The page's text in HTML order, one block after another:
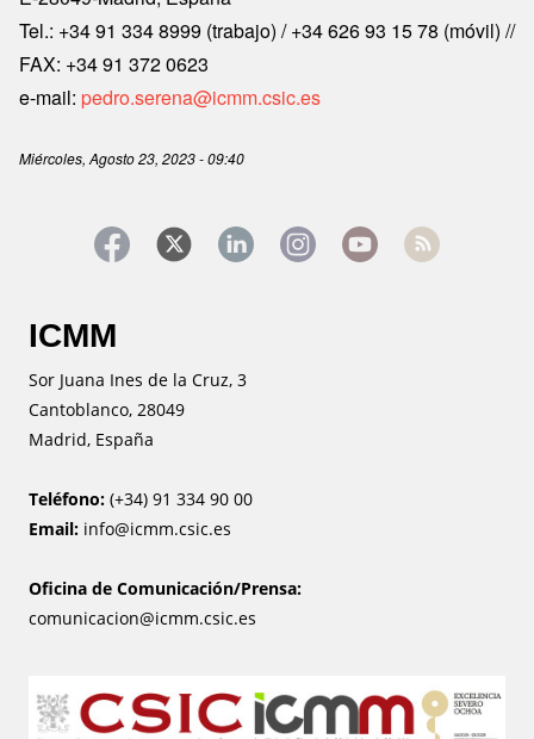
Tel.: +34 91 334 8999 (trabajo) / +34 626 93 15 78 (móvil) //
FAX: +34 91 372 0623
e-mail: pedro.serena@icmm.csic.es
Miércoles, Agosto 23, 2023 - 09:40
ICMM
Sor Juana Ines de la Cruz, 3
Cantoblanco, 28049
Madrid, España
Teléfono: (+34) 91 334 90 00
Email: info@icmm.csic.es
Oficina de Comunicación/Prensa:
comunicacion@icmm.csic.es
Image